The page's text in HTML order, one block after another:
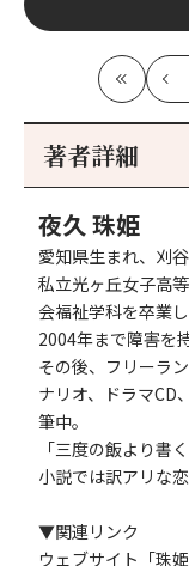
最
初
著者詳細
夜久 珠姫
愛知県生まれ、刈
私立光ヶ丘女子高
会福祉学科を卒業
2004年まで障害を
その後、フリーラ
ナリオ、ドラマCD
筆中。
「三度の飯より書
小説では訳アリな
▼関連リンク
ウェブサイト「珠